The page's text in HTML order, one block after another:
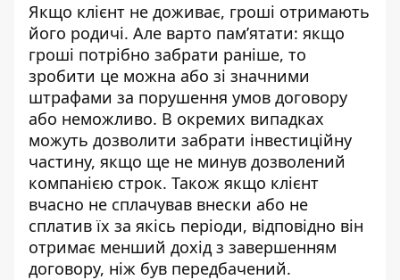
Якщо клієнт не доживає, гроші отримають
його родичі. Але варто пам’ятати: якщо
гроші потрібно забрати раніше, то
зробити це можна або зі значними
штрафами за порушення умов договору
або неможливо. В окремих випадках
можуть дозволити забрати інвестиційну
частину, якщо ще не минув дозволений
компанією строк. Також якщо клієнт
вчасно не сплачував внески або не
сплатив їх за якісь періоди, відповідно він
отримає менший дохід з завершенням
договору, ніж був передбачений.